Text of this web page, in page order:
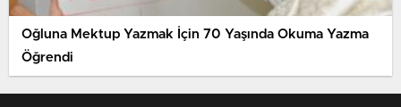
Oğluna Mektup Yazmak İçin 70 Yaşında Okuma Yazma
Öğrendi